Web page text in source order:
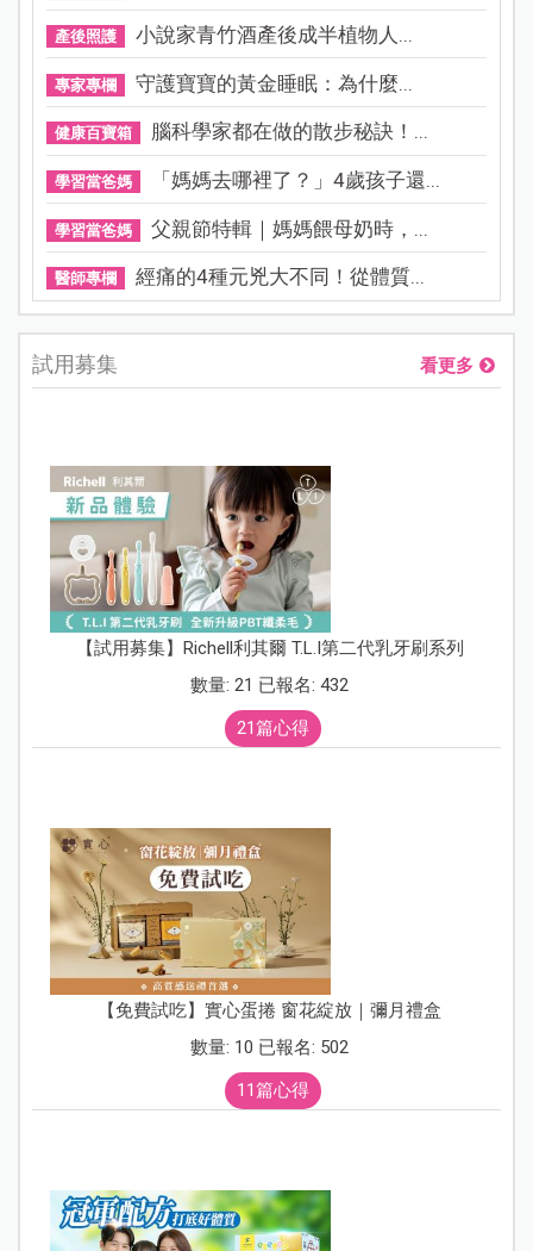
產後照護 小說家青竹酒產後成半植物人...
專家專欄 守護寶寶的黃金睡眠：為什麼...
健康百寶箱 腦科學家都在做的散步秘訣！...
學習當爸媽 「媽媽去哪裡了？」4歲孩子還...
學習當爸媽 父親節特輯｜媽媽餵母奶時，...
醫師專欄 經痛的4種元兇大不同！從體質...
試用募集 看更多
【試用募集】Richell利其爾 T.L.I第二代乳牙刷系列
數量: 21 已報名: 432
21篇心得
【免費試吃】實心蛋捲 窗花綻放｜彌月禮盒
數量: 10 已報名: 502
11篇心得